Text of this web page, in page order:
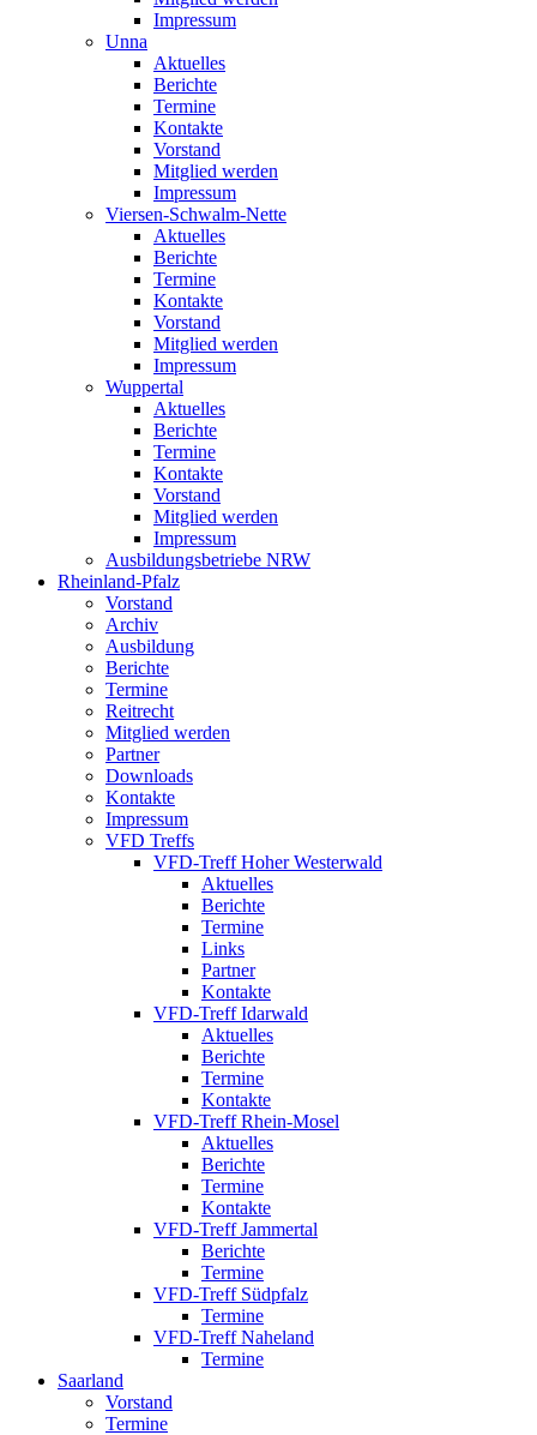
Impressum
Unna
Aktuelles
Berichte
Termine
Kontakte
Vorstand
Mitglied werden
Impressum
Viersen-Schwalm-Nette
Aktuelles
Berichte
Termine
Kontakte
Vorstand
Mitglied werden
Impressum
Wuppertal
Aktuelles
Berichte
Termine
Kontakte
Vorstand
Mitglied werden
Impressum
Ausbildungsbetriebe NRW
Rheinland-Pfalz
Vorstand
Archiv
Ausbildung
Berichte
Termine
Reitrecht
Mitglied werden
Partner
Downloads
Kontakte
Impressum
VFD Treffs
VFD-Treff Hoher Westerwald
Aktuelles
Berichte
Termine
Links
Partner
Kontakte
VFD-Treff Idarwald
Aktuelles
Berichte
Termine
Kontakte
VFD-Treff Rhein-Mosel
Aktuelles
Berichte
Termine
Kontakte
VFD-Treff Jammertal
Berichte
Termine
VFD-Treff Südpfalz
Termine
VFD-Treff Naheland
Termine
Saarland
Vorstand
Termine